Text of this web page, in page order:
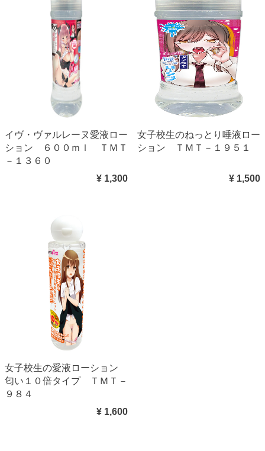
イヴ・ヴァルレーヌ愛液ロー
ション ６００ｍｌ ＴＭＴ
－１３６０
¥ 1,300
女子校生のねっとり唾液ロー
ション ＴＭＴ－１９５１
¥ 1,500
女子校生の愛液ローション
匂い１０倍タイプ ＴＭＴ－
９８４
¥ 1,600